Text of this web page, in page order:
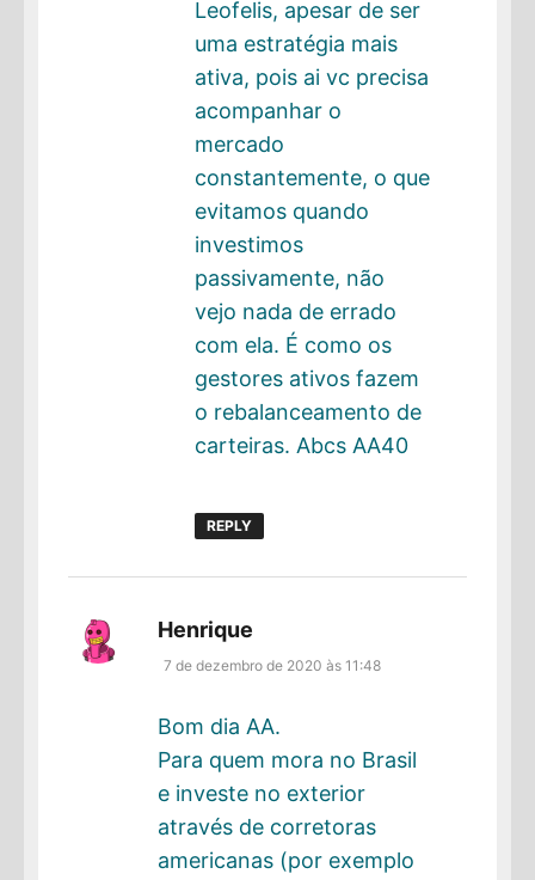
Leofelis, apesar de ser
uma estratégia mais
ativa, pois ai vc precisa
acompanhar o
mercado
constantemente, o que
evitamos quando
investimos
passivamente, não
vejo nada de errado
com ela. É como os
gestores ativos fazem
o rebalanceamento de
carteiras. Abcs AA40
REPLY
Henrique
7 de dezembro de 2020 às 11:48
Bom dia AA.
Para quem mora no Brasil
e investe no exterior
através de corretoras
americanas (por exemplo